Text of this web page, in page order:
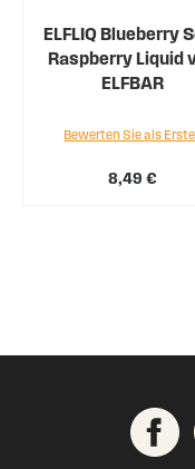
ELFLIQ Blueberry
Raspberry Liquid
ELFBAR
8,49 €
Bewerten Sie als